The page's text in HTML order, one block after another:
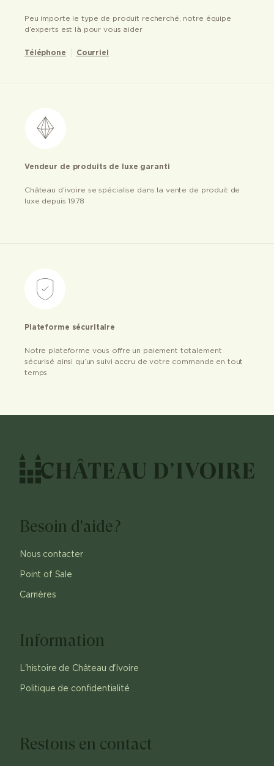
Peu importe le type de produit recherché, notre équipe
d’experts est là pour vous aider
Téléphone Courriel
Vendeur de produits de luxe garanti
Château d’ivoire se spécialise dans la vente de produit de
luxe depuis 1978
Plateforme sécuritaire
Notre plateforme vous offre un paiement totalement
sécurisé ainsi qu’un suivi accru de votre commande en tout
temps
Besoin d'aide?
Nous contacter
Point of Sale
Carrières
Information
L'histoire de Château d'Ivoire
Politique de confidentialité
Restons en contact